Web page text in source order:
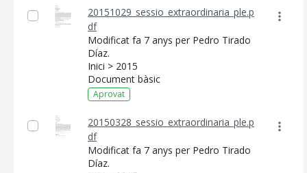
20151029_sessio_extraordinaria_ple.p
df
Modificat fa 7 anys per Pedro Tirado
Díaz.
Inici > 2015
Document bàsic
Aprovat
20150328_sessio_extraordinaria_ple.p
df
Modificat fa 7 anys per Pedro Tirado
Díaz.